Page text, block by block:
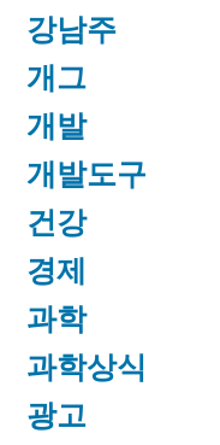
강남주
개그
개발
개발도구
건강
경제
과학
과학상식
광고